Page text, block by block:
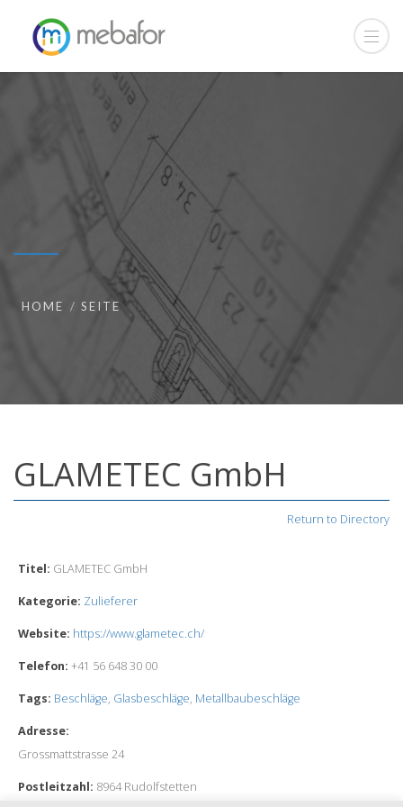
HOME SEITE
GLAMETEC GmbH
Return to Directory
Titel: GLAMETEC GmbH
Kategorie: Zulieferer
Website: https://www.glametec.ch/
Telefon: +41 56 648 30 00
Tags: Beschläge, Glasbeschläge, Metallbaubeschläge
Adresse:
Grossmattstrasse 24
Postleitzahl: 8964 Rudolfstetten